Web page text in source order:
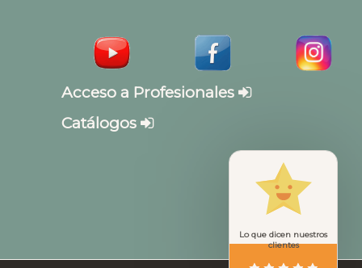
Acceso a Profesionales
Catálogos
Lo que dicen nuestros
clientes